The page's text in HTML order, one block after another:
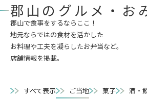
郡山のグルメ・お
郡山で食事をするならここ！
地元ならではの食材を活かした
お料理や工夫を凝らしたお弁当など。
店舗情報を掲載。
すべて表示 ご当地 菓子 酒・